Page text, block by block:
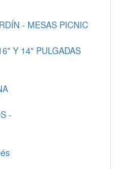
- MESAS PICNIC
Y 14" PULGADAS
-